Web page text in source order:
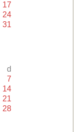
17
24
31
d
7
14
21
28